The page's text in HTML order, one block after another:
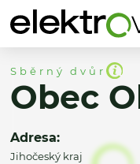
Sběrný dvůr
Obec
Adresa:
Jihočeský kraj